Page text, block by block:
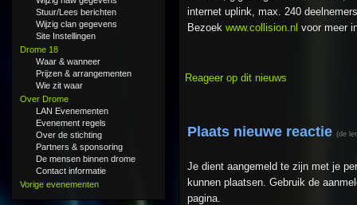
Stuur/Lees berichten
Wijzig clan gegevens
Site Instellingen
Drome 18
Waar & wanneer
Prijzen & arrangementen
Wie zit waar
Over Drome
LAN Evenementen
Evenement regels
Over de stichting
Partners & sponsoring
De mensen binnen drome
Contact informatie
Vorige evenementen
internet uplink, max. 240
Bezoek www.collision.nl voor meer
Reageer op dit nieuws
Plaats nieuwe reactie (de
Je dient aangemeld te zijn met je
kunnen plaatsen. Gebruik de
pagina.